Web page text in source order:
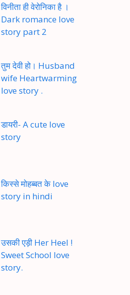
विनीता ही वेरोनिका है ।
Dark romance love
story part 2
तुम देवी हो। Husband
wife Heartwarming
love story .
डायरी- A cute love
story
किस्से मोहब्बत के love
story in hindi
उसकी एड़ी Her Heel !
Sweet School love
story.